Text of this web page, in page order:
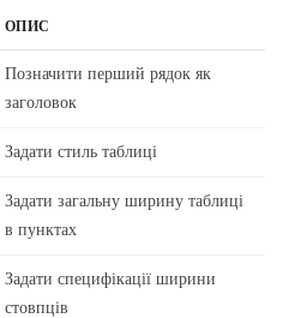
ОПИС
Позначити перший рядок як
заголовок
Задати стиль таблиці
Задати загальну ширину таблиці
в пунктах
Задати специфікації ширини
стовпців